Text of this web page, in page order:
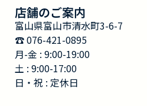
店舗のご案内
富山県富山市清水町3-6-7
☎︎ 076-421-0895
月-金 : 9:00-19:00
土 : 9:00-17:00
日・祝 : 定休日